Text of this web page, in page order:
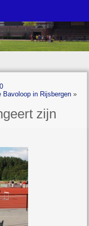
Bavoloop in Rijsbergen»
zijn